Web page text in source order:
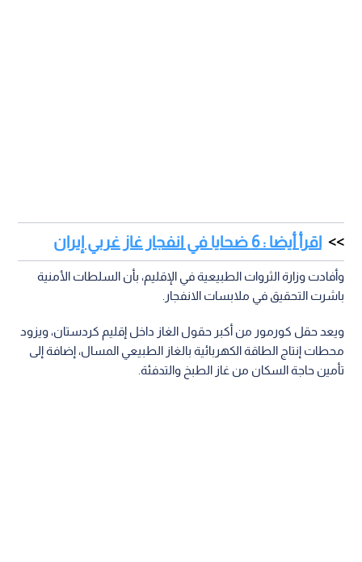
اقرأ أيضا : 6 ضحايا في انفجار غاز غربي إيران
وأفادت وزارة الثروات الطبيعية في الإقليم، بأن السلطات الأمنية
باشرت التحقيق في ملابسات الانفجار.
ويعد حقل كورمور من أكبر حقول الغاز داخل إقليم كردستان، ويزود
محطات إنتاج الطاقة الكهربائية بالغاز الطبيعي المسال، إضافة إلى
تأمين حاجة السكان من غاز الطبخ والتدفئة.